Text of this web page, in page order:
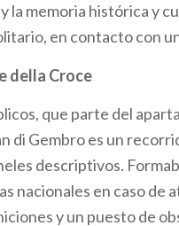
la memoria histórica y
en contacto con
della Croce
que parte del
di Gembro es un
descriptivos.
nacionales en caso de
y un puesto de